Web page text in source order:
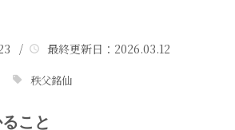
/ 最終更新日 ：2026.03.12
秩父銘仙
こと